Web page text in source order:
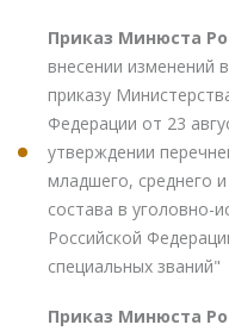
Приказ Минюста
внесении изменений
приказу
Федерации от 23
утверждении
младшего, среднего
состава в уголовно-
Российской
специальных званий"
Приказ Минюста